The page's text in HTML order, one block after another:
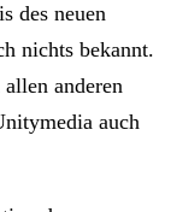
des neuen
nichts bekannt.
anderen
auch